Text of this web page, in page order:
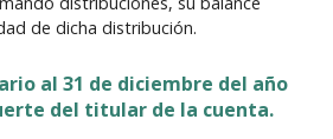
de dicha distribución.
al 31 de diciembre del año
del titular de la cuenta.